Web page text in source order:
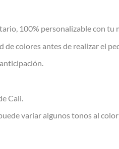
100% personalizable con tu
colores antes de realizar el
Cali.
variar algunos tonos al